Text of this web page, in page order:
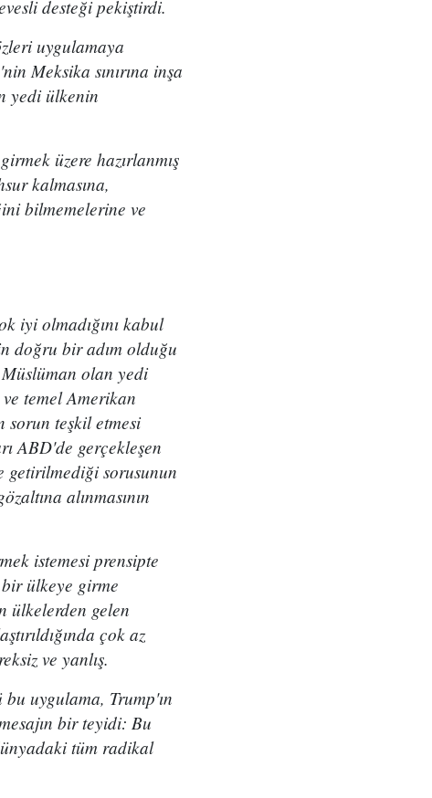
desteği pekiştirdi.
uygulamaya
Meksika sınırına inşa
yedi ülkenin
üzere hazırlanmış
kalmasına,
bilmemelerine ve
iyi olmadığını kabul
doğru bir adım olduğu
olan yedi
temel Amerikan
sorun teşkil etmesi
ABD'de gerçekleşen
getirilmediği sorusunun
alınmasının
istemesi prensipte
ülkeye girme
ülkelerden gelen
çok az
ve yanlış.
uygulama, Trump'ın
bir teyidi: Bu
tüm radikal